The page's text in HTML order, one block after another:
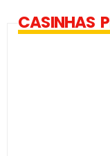
CASINHAS